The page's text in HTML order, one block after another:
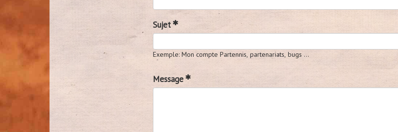
Sujet
Exemple: Mon compte Partennis, partenariats, bugs ...
Message